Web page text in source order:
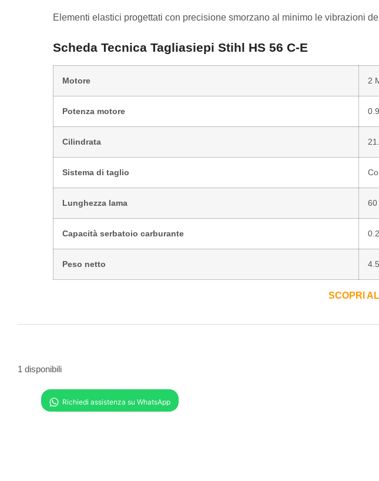
Elementi elastici progettati con precisione smorzano al minimo le vibrazioni
Scheda Tecnica Tagliasiepi Stihl HS 56 C-E
Motore 2
Potenza motore
Cilindrata
Sistema di taglio
Lunghezza lama 60
Capacità serbatoio carburante
Peso netto
SCOPRI
1 disponibili